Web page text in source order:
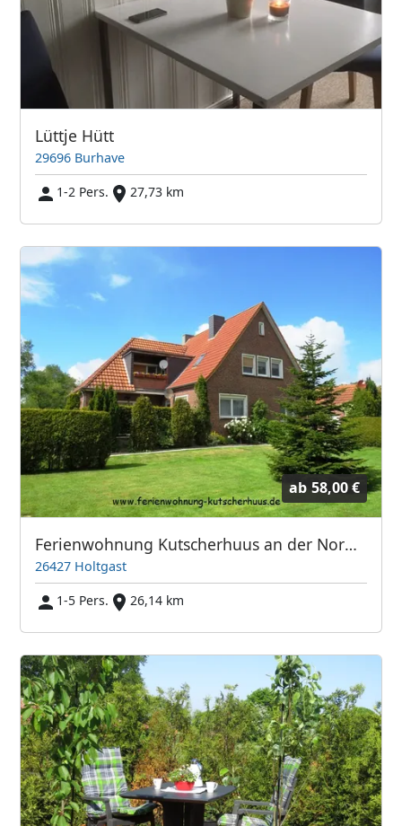
Lüttje Hütt
29696 Burhave
1-2 Pers.
27,73 km
ab 58,00 €
Ferienwohnung Kutscherhuus an der Nordseeküste
26427 Holtgast
1-5 Pers.
26,14 km